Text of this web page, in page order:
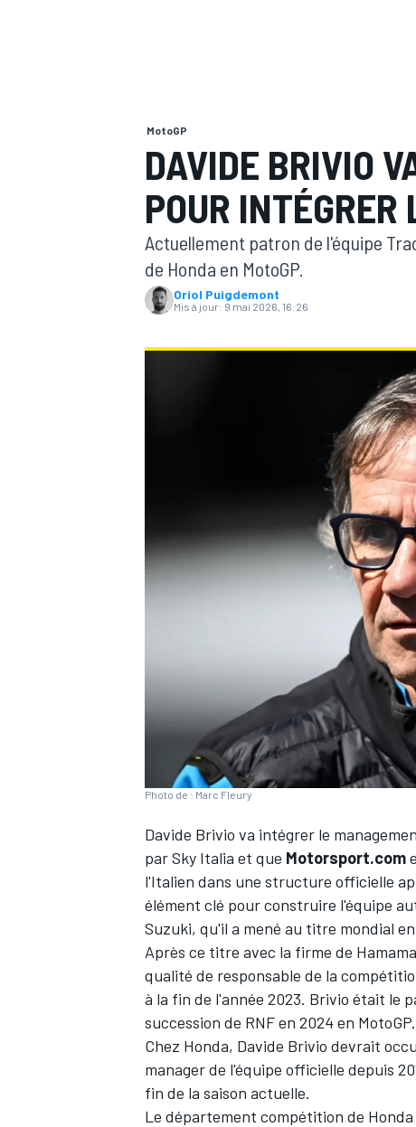
MOTOGP
MotoGP
DAVIDE BRIVIO
POUR
Actuellement patron de l'équipe
de Honda en MotoGP.
Oriol Puigdemont
Mis à jour: 9 mai 2026, 16:26
Photo de : Marc Fleury
Davide Brivio va intégrer le
par Sky Italia et que Motorsport.com
l'Italien dans une structure officielle
élément clé pour construire l'équipe
Suzuki, qu'il a mené au titre mondial
Après ce titre avec la firme de
qualité de responsable de la
à la fin de l'année 2023. Brivio était le
succession de RNF en 2024 en MotoGP.
Chez Honda, Davide Brivio devrait
manager de l'équipe officielle depuis
fin de la saison actuelle.
Le département compétition de